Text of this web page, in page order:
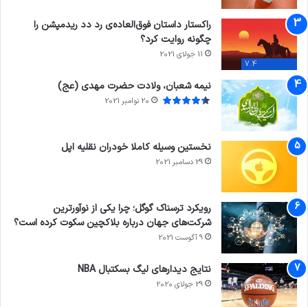
7.4
راکستار داستان فوق‌العاده‌ی رد دد ریدمپشن را
چگونه روایت کرد؟
11 جولای 2021
نیمه شعبان، ولادت حضرت مهدی (عج)
20 نوامبر 2021
نخستین وسیله کاملا خودران نقلیه اپل
29 دسامبر 2021
رویکرد ترسناک گوگل؛ چرا یکی از نوآورترین
شرکت‌های جهان درباره بلاکچین سکوت کرده است؟
9 آگوست 2021
نتایج دیدار‌های لیگ بسکتبال NBA
29 جولای 2020